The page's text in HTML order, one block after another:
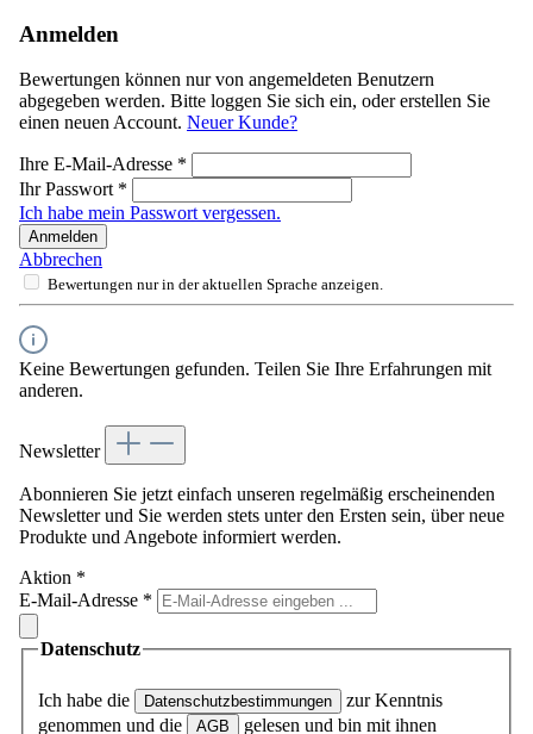
Anmelden
Bewertungen können nur von angemeldeten Benutzern
abgegeben werden. Bitte loggen Sie sich ein, oder erstellen Sie
einen neuen Account. Neuer Kunde?
Ihre E-Mail-Adresse *
Ihr Passwort *
Ich habe mein Passwort vergessen.
Anmelden
Abbrechen
Bewertungen nur in der aktuellen Sprache anzeigen.
Keine Bewertungen gefunden. Teilen Sie Ihre Erfahrungen mit
anderen.
Newsletter
Abonnieren Sie jetzt einfach unseren regelmäßig erscheinenden
Newsletter und Sie werden stets unter den Ersten sein, über neue
Produkte und Angebote informiert werden.
Aktion *
E-Mail-Adresse *
Datenschutz
Ich habe die Datenschutzbestimmungen
zur Kenntnis
genommen und die
AGB
gelesen und bin mit ihnen